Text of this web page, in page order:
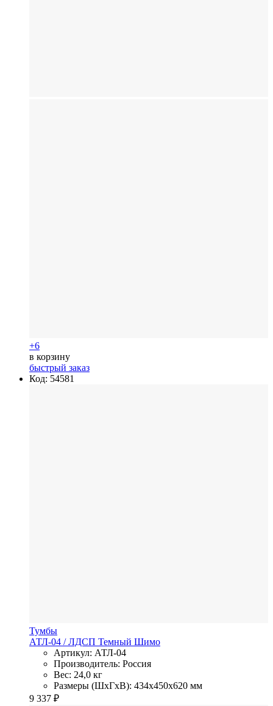
+6
в корзину
быстрый заказ
Код: 54581
Тумбы
АТЛ-04 / ЛДСП Темный Шимо
Артикул: АТЛ-04
Производитель: Россия
Вес: 24,0 кг
Размеры (ШхГхВ): 434x450x620 мм
9 337 ₽